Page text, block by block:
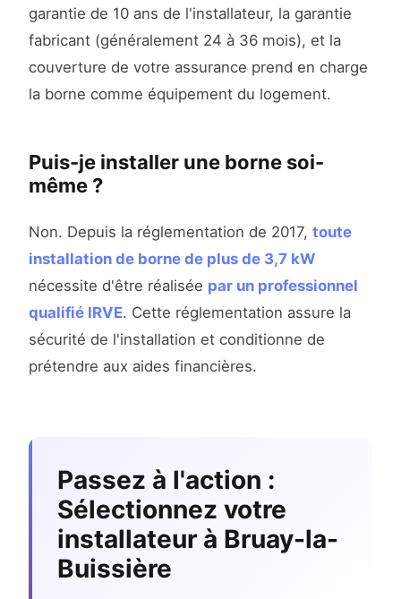
garantie de 10 ans de l'installateur, la garantie
fabricant (généralement 24 à 36 mois), et la
couverture de votre assurance prend en charge
la borne comme équipement du logement.
Puis-je installer une borne soi-
même ?
Non. Depuis la réglementation de 2017, toute
installation de borne de plus de 3,7 kW
nécessite d'être réalisée par un professionnel
qualifié IRVE. Cette réglementation assure la
sécurité de l'installation et conditionne de
prétendre aux aides financières.
Passez à l'action :
Sélectionnez votre
installateur à Bruay-la-
Buissière